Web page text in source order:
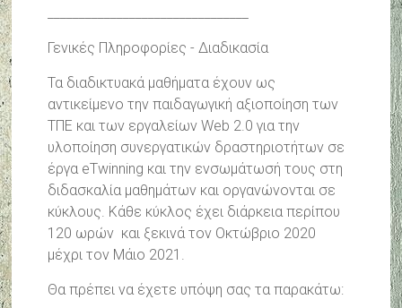
Γενικές Πληροφορίες - Διαδικασία
Τα διαδικτυακά μαθήματα έχουν ως
αντικείμενο την παιδαγωγική αξιοποίηση των
ΤΠΕ και των εργαλείων Web 2.0 για την
υλοποίηση συνεργατικών δραστηριοτήτων σε
έργα eTwinning και την ενσωμάτωσή τους στη
διδασκαλία μαθημάτων και οργανώνονται σε
κύκλους. Κάθε κύκλος έχει διάρκεια περίπου
120 ωρών και ξεκινά τον Οκτώβριο 2020
μέχρι τον Μάιο 2021.
Θα πρέπει να έχετε υπόψη σας τα παρακάτω: